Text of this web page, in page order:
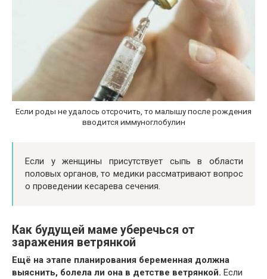
Если роды не удалось отсрочить, то малышу после рождения
вводится иммуноглобулин
Если у женщины присутствует сыпь в области
половых органов, то медики рассматривают вопрос
о проведении кесарева сечения.
Как будущей маме уберечься от
заражения ветрянкой
Ещё на этапе планирования беременная должна
выяснить, болела ли она в детстве ветрянкой. Если